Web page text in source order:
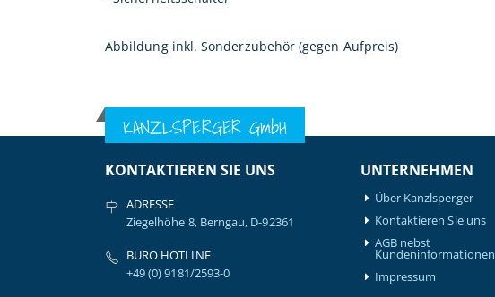
Abbildung inkl. Sonderzubehör (gegen Aufpreis)
KANZLSPERGER GmbH
KONTAKTIEREN SIE UNS
ADRESSE
Ziegelhöhe 8, Berngau, D-92361
BÜRO HOTLINE
+49 (0) 9181/2593-0
UNTERNEHMEN
Über Kanzlsperger
Kontaktieren Sie uns
AGB nebst
Kundeninformationen
Impressum